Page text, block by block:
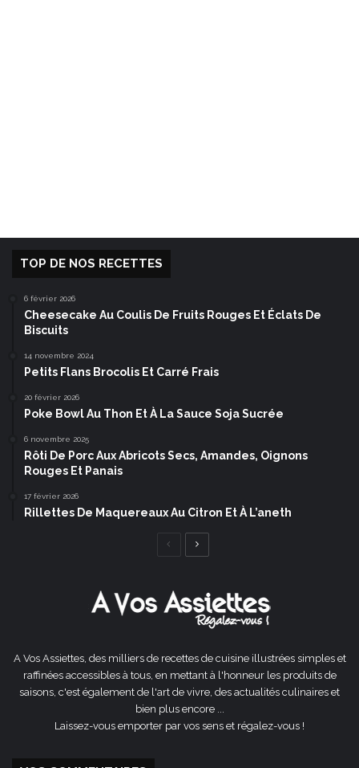
TOP DE NOS RECETTES
6 février 2026
Cheesecake Au Coulis De Fruits Rouges Et Éclats De
Biscuits
14 novembre 2024
Petits Flans Brocolis Et Carré Frais
20 février 2026
Poke Bowl Au Thon Et À La Sauce Soja Sucrée
6 novembre 2025
Rôti De Porc Aux Abricots Secs, Amandes, Oignons
Rouges Et Panais
17 février 2026
Rillettes De Maquereaux Au Citron Et À L’aneth
Page
A Vos Assiettes, des milliers de recettes de cuisine illustrées simples et
raffinées accessibles à tous, en mettant à l'honneur les produits de
saisons, c'est également de l'art de vivre, des actualités culinaires et
bien plus encore ...
Laissez-vous emporter par vos sens et régalez-vous !